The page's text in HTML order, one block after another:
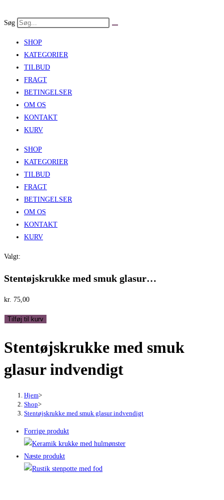
to
Søg
SHOP
KATEGORIER
TILBUD
FRAGT
BETINGELSER
OM OS
KONTAKT
KURV
SHOP
KATEGORIER
TILBUD
FRAGT
BETINGELSER
OM OS
KONTAKT
KURV
Valgt:
Stentøjskrukke med smuk glasur…
kr. 75,00
Stentøjskrukke
smuk
indvendigt
Tilføj til kurv
Stentøjskrukke med smuk
glasur indvendigt
Hjem>
Shop>
Stentøjskrukke med smuk glasur indvendigt
Forrige produkt
Næste produkt